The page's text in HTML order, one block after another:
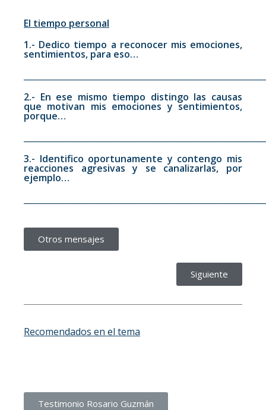
El tiempo personal
1.- Dedico tiempo a reconocer mis emociones,
sentimientos, para eso…
2.- En ese mismo tiempo distingo las causas
que motivan mis emociones y sentimientos,
porque…
3.- Identifico oportunamente y contengo mis
reacciones agresivas y se canalizarlas, por
ejemplo…
Otros mensajes
Siguiente
Recomendados en el tema
Testimonio Rosario Guzmán